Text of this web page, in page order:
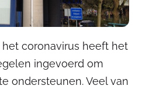
coronavirus heeft het
ingevoerd om
ondersteunen. Veel van